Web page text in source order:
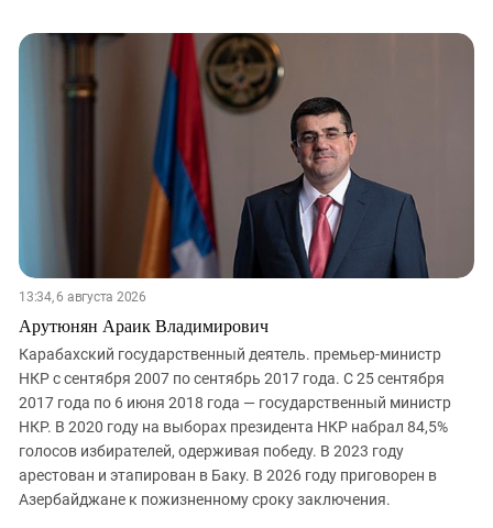
13:34, 6 августа 2026
Арутюнян Араик Владимирович
Карабахский государственный деятель. премьер-министр
НКР с сентября 2007 по сентябрь 2017 года. С 25 сентября
2017 года по 6 июня 2018 года — государственный министр
НКР. В 2020 году на выборах президента НКР набрал 84,5%
голосов избирателей, одерживая победу. В 2023 году
арестован и этапирован в Баку. В 2026 году приговорен в
Азербайджане к пожизненному сроку заключения.